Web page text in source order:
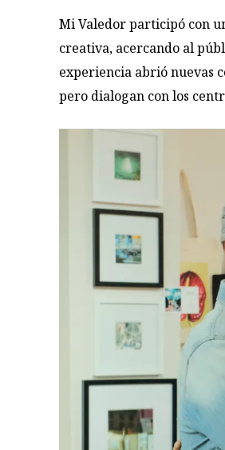
Mi Valedor participó con
creativa, acercando al
experiencia abrió nuevas
pero dialogan con los